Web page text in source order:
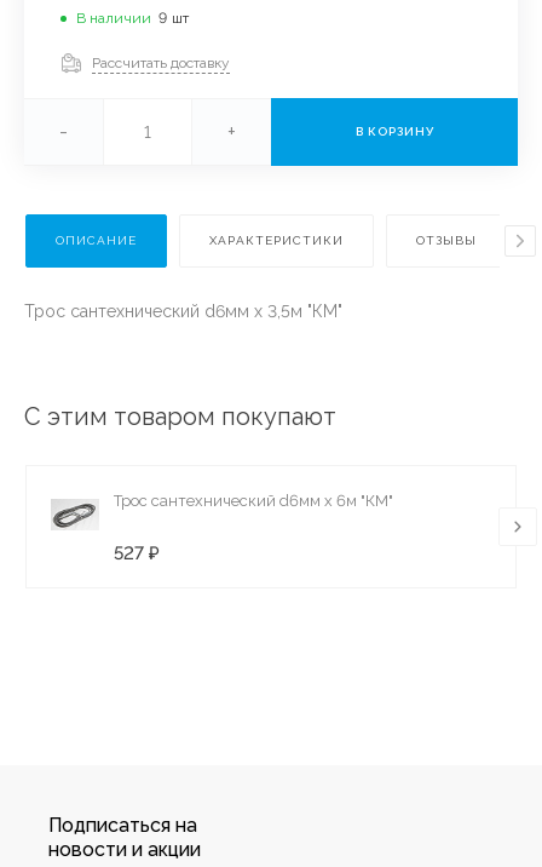
В наличии 9 шт
Рассчитать доставку
- + В КОРЗИНУ
ОПИСАНИЕ ХАРАКТЕРИСТИКИ ОТЗЫВЫ
Трос сантехнический d6мм х 3,5м "КМ"
С этим товаром покупают
Трос сантехнический d6мм х 6м "КМ"
527 ₽
Подписаться на
новости и акции